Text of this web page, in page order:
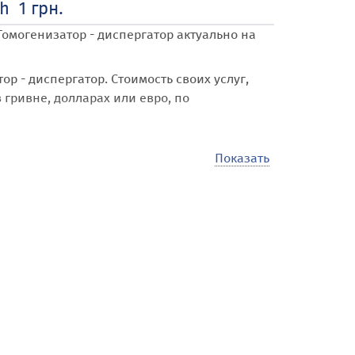
1 грн.
- диспергатор актуально на
- диспергатор. Стоимость своих услуг,
долларах или евро, по
и городу Херсон
для наших посетителей.
объявлениями, изменять, дополнять,
- размещайте сколько угодно и
Показать